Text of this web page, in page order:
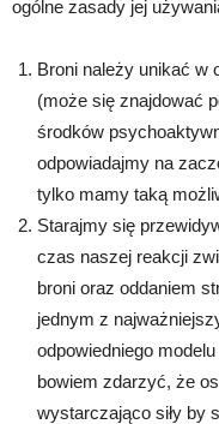
ogólne zasady jej
Broni należy unikać w
(może się znajdować
środków
odpowiadajmy na
tylko mamy taką
Starajmy się
czas naszej reakcji
broni oraz oddaniem
jednym z
odpowiedniego
bowiem zdarzyć, że
wystarczająco siły by